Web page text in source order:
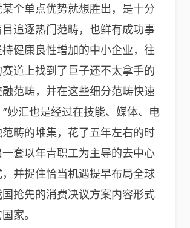
个单点优势就想胜出，是十分
目追逐热门范畴，也鲜有成功事
健康良性增加的中小企业，往
道上找到了巨子还不太拿手的
范畴，并在这些细分范畴快速
妙汇也是经过在技能、媒体、电
畴的堆集，花了五年左右的时
套以年青职工为主导的去中心
并捉住恰当机遇提早布局全球
抢先的消费决议方案内容形式
家。